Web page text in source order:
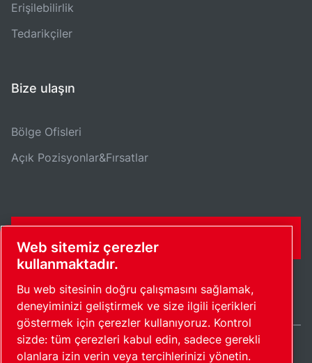
Erişilebilirlik
Tedarikçiler
Bize ulaşın
Bölge Ofisleri
Açık Pozisyonlar&Fırsatlar
Turkey / TR
Web sitemiz çerezler
kullanmaktadır.
Bu web sitesinin doğru çalışmasını sağlamak,
deneyiminizi geliştirmek ve size ilgili içerikleri
göstermek için çerezler kullanıyoruz. Kontrol
sizde: tüm çerezleri kabul edin, sadece gerekli
olanlara izin verin veya tercihlerinizi yönetin.